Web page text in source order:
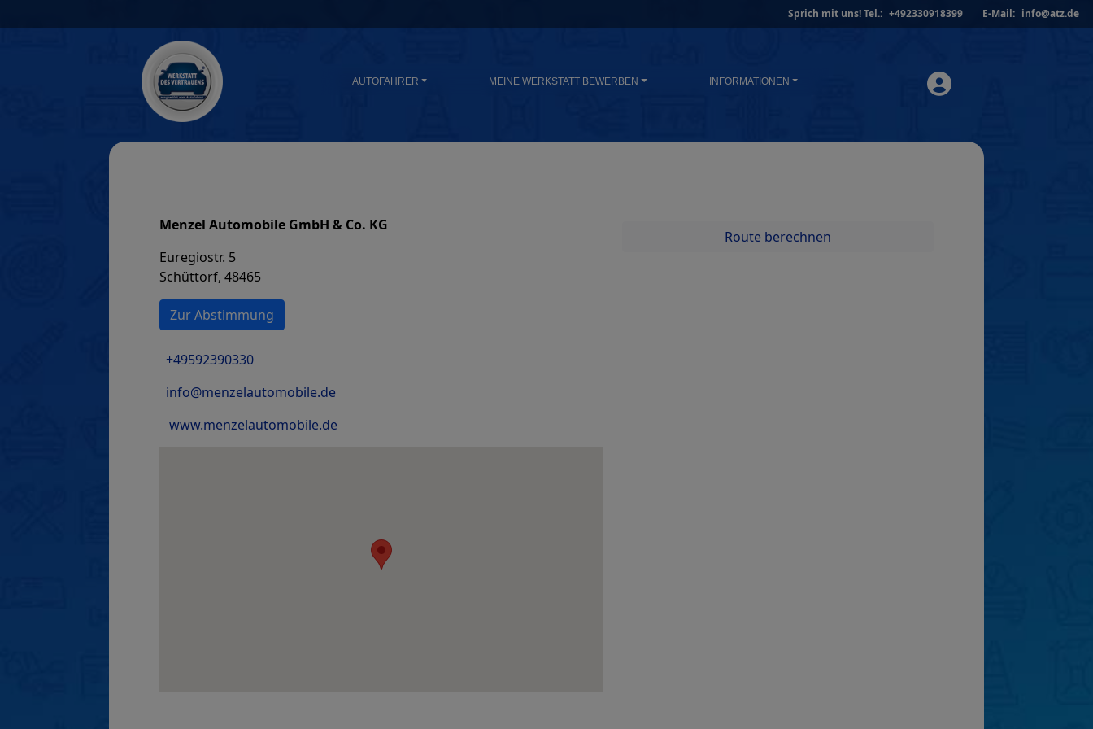
to
Sprich mit uns!Tel.: +492330918399 E-Mail: info@atz.de
AUTOFAHRER MEINE WERKSTATT BEWERBEN INFORMATIONEN
Menzel Automobile GmbH & Co. KG
Euregiostr. 5
Schüttorf, 48465
Zur Abstimmung
+49592390330
info@menzelautomobile.de
www.menzelautomobile.de
Route berechnen